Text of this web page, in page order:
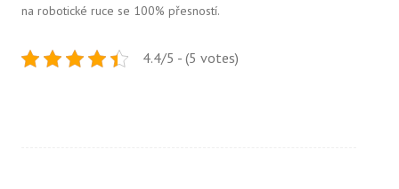
na robotické ruce se 100% přesností.
4.4/5 - (5 votes)